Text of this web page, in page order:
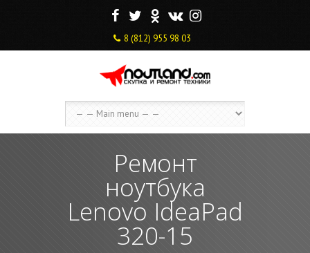
F T O V I
8 (812) 955 98 03
Ремонт
ноутбука
Lenovo IdeaPad
320-15